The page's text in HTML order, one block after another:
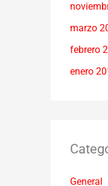
marzo
febrero
enero
General